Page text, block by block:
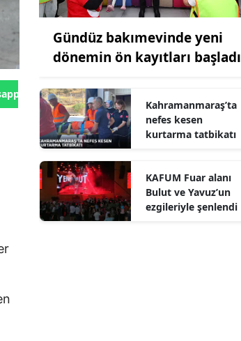
Gönder
Gündüz bakımevinde yeni
dönemin ön kayıtları başladı
Kahramanmaraş’ta
nefes kesen
kurtarma tatbikatı
KAFUM Fuar alanı
Bulut ve Yavuz’un
ezgileriyle şenlendi